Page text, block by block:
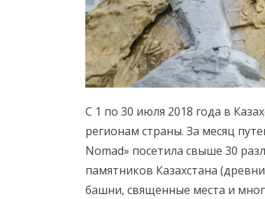
С 1 по 30 июля 2018 года в
регионам страны. За месяц
Nomad» посетила свыше 30
памятников Казахстана
башни, священные места и